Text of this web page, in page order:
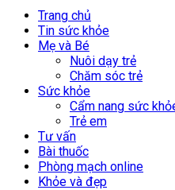
Trang chủ
Tin sức khỏe
Mẹ và Bé
Nuôi dạy trẻ
Chăm sóc trẻ
Sức khỏe
Cẩm nang sức
Trẻ em
Tư vấn
Bài thuốc
Phòng mạch online
Khỏe và đẹp